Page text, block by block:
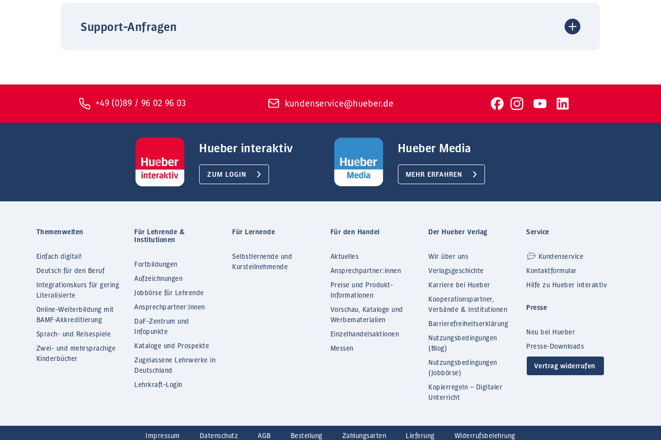
Support-Anfragen
+49 (0)89 / 96 02 96 03 kundenservice@hueber.de
Hueber interaktiv
ZUM LOGIN
Hueber Media
MEHR ERFAHREN
Themenwelten
Einfach digital!
Deutsch für den Beruf
Integrationskurs für gering
Literalisierte
Online-Weiterbildung mit
BAMF-Akkreditierung
Sprach- und Reisespiele
Zwei- und mehrsprachige
Kinderbücher
Für Lehrende &
Institutionen
Fortbildungen
Aufzeichnungen
Jobbörse für Lehrende
Ansprechpartner:innen
DaF-Zentrum und
Infopunkte
Kataloge und Prospekte
Zugelassene Lehrwerke in
Deutschland
Lehrkraft-Login
Für Lernende
Selbstlernende und
Kursteilnehmende
Für den Handel
Aktuelles
Ansprechpartner:innen
Preise und Produkt-
Informationen
Vorschau, Kataloge und
Werbematerialien
Einzelhandelsaktionen
Messen
Der Hueber Verlag
Wir über uns
Verlagsgeschichte
Karriere bei Hueber
Kooperationspartner,
Verbände & Institutionen
Barrierefreiheitserklärung
Nutzungsbedingungen
(Blog)
Nutzungsbedingungen
(Jobbörse)
Kopierregeln – Digitaler
Unterricht
Service
Kundenservice
Kontaktformular
Hilfe zu Hueber interaktiv
Presse
Neu bei Hueber
Presse-Downloads
Vertrag widerrufen
Impressum Datenschutz AGB Bestellung Zahlungsarten Lieferung Widerrufsbelehrung